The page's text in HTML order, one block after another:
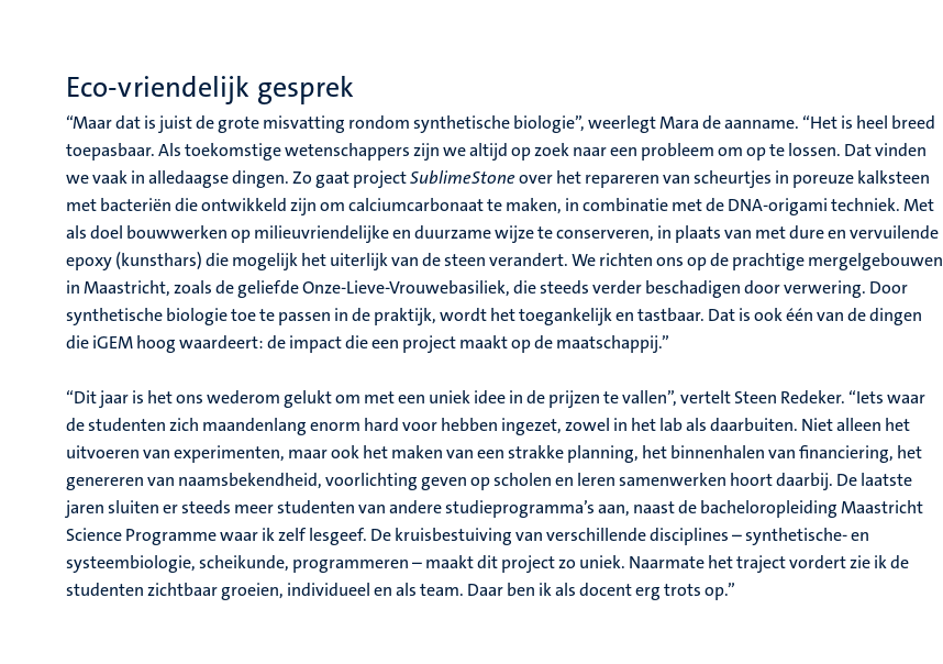
Eco-vriendelijk gesprek
“Maar dat is juist de grote misvatting rondom synthetische biologie”, weerlegt Mara de aanname. “Het is heel breed
toepasbaar. Als toekomstige wetenschappers zijn we altijd op zoek naar een probleem om op te lossen. Dat vinden
we vaak in alledaagse dingen. Zo gaat projectSublimeStoneover het repareren van scheurtjes in poreuze kalksteen
met bacteriën die ontwikkeld zijn om calciumcarbonaat te maken, in combinatie met de DNA-origami techniek. Met
als doel bouwwerken op milieuvriendelijke en duurzame wijze te conserveren, in plaats van met dure en vervuilende
epoxy (kunsthars) die mogelijk het uiterlijk van de steen verandert. We richten ons op de prachtige mergelgebouwen
in Maastricht, zoals de geliefde Onze-Lieve-Vrouwebasiliek, die steeds verder beschadigen door verwering. Door
synthetische biologie toe te passen in de praktijk, wordt het toegankelijk en tastbaar. Dat is ook één van de dingen
die iGEM hoog waardeert: de impact die een project maakt op de maatschappij.”
“Dit jaar is het ons wederom gelukt om met een uniek idee in de prijzen te vallen”, vertelt Steen Redeker. “Iets waar
de studenten zich maandenlang enorm hard voor hebben ingezet, zowel in het lab als daarbuiten. Niet alleen het
uitvoeren van experimenten, maar ook het maken van een strakke planning, het binnenhalen van financiering, het
genereren van naamsbekendheid, voorlichting geven op scholen en leren samenwerken hoort daarbij. De laatste
jaren sluiten er steeds meer studenten van andere studieprogramma’s aan, naast de bacheloropleiding Maastricht
Science Programme waar ik zelf lesgeef. De kruisbestuiving van verschillende disciplines – synthetische- en
systeembiologie, scheikunde, programmeren – maakt dit project zo uniek. Naarmate het traject vordert zie ik de
studenten zichtbaar groeien, individueel en als team. Daar ben ik als docent erg trots op.”